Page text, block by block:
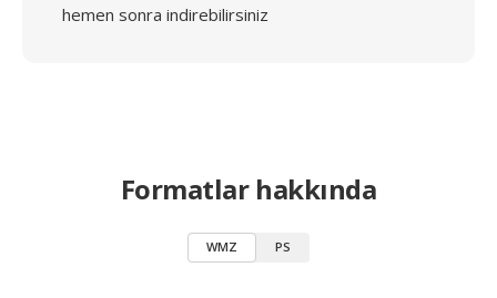
hemen sonra indirebilirsiniz
Formatlar hakkında
WMZ PS